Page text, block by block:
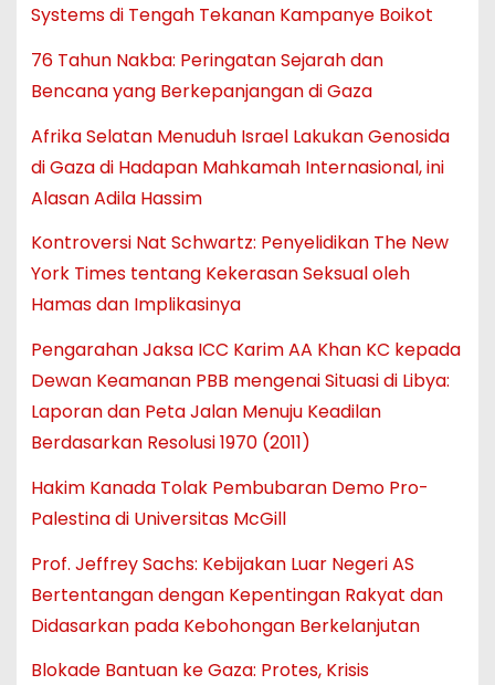
Systems di Tengah Tekanan Kampanye Boikot
76 Tahun Nakba: Peringatan Sejarah dan
Bencana yang Berkepanjangan di Gaza
Afrika Selatan Menuduh Israel Lakukan Genosida
di Gaza di Hadapan Mahkamah Internasional, ini
Alasan Adila Hassim
Kontroversi Nat Schwartz: Penyelidikan The New
York Times tentang Kekerasan Seksual oleh
Hamas dan Implikasinya
Pengarahan Jaksa ICC Karim AA Khan KC kepada
Dewan Keamanan PBB mengenai Situasi di Libya:
Laporan dan Peta Jalan Menuju Keadilan
Berdasarkan Resolusi 1970 (2011)
Hakim Kanada Tolak Pembubaran Demo Pro-
Palestina di Universitas McGill
Prof. Jeffrey Sachs: Kebijakan Luar Negeri AS
Bertentangan dengan Kepentingan Rakyat dan
Didasarkan pada Kebohongan Berkelanjutan
Blokade Bantuan ke Gaza: Protes, Krisis